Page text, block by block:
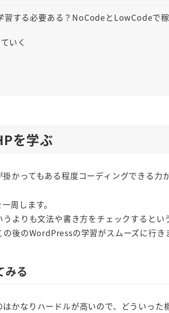
習する必要ある？NoCodeとLowCodeで
いく
を学ぶ
かってもある程度コーディングできる
周します。
よりも文法や書き方をチェックするとい
後のWordPressの学習がスムーズに行き
みる
かなりハードルが高いので、どういっ